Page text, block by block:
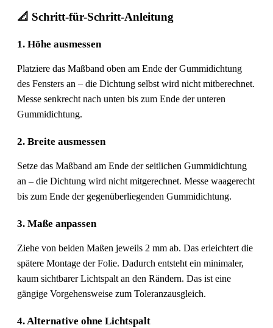
📐 Schritt-für-Schritt-Anleitung
1. Höhe ausmessen
Platziere das Maßband oben am Ende der Gummidichtung
des Fensters an – die Dichtung selbst wird nicht mitberechnet.
Messe senkrecht nach unten bis zum Ende der unteren
Gummidichtung.
2. Breite ausmessen
Setze das Maßband am Ende der seitlichen Gummidichtung
an – die Dichtung wird nicht mitgerechnet. Messe waagerecht
bis zum Ende der gegenüberliegenden Gummidichtung.
3. Maße anpassen
Ziehe von beiden Maßen jeweils 2 mm ab. Das erleichtert die
spätere Montage der Folie. Dadurch entsteht ein minimaler,
kaum sichtbarer Lichtspalt an den Rändern. Das ist eine
gängige Vorgehensweise zum Toleranzausgleich.
4. Alternative ohne Lichtspalt